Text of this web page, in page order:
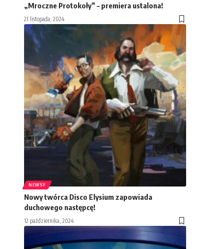
„Mroczne Protokoły” – premiera ustalona!
21 listopada, 2024
NEWSY
Nowy twórca Disco Elysium zapowiada
duchowego następcę!
12 października, 2024